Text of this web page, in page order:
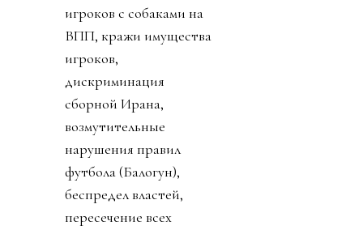
игроков с собаками на
ВПП, кражи имущества
игроков,
дискриминация
сборной Ирана,
возмутительные
нарушения правил
футбола (Балогун),
беспредел властей,
пересечение всех